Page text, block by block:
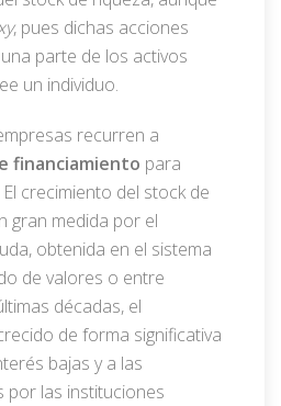
, pues dichas acciones
parte de los activos
un individuo.
recurren a
financiamiento para
crecimiento del stock de
gran medida por el
obtenida en el sistema
de valores o entre
décadas, el
de forma significativa
bajas y a las
por las instituciones